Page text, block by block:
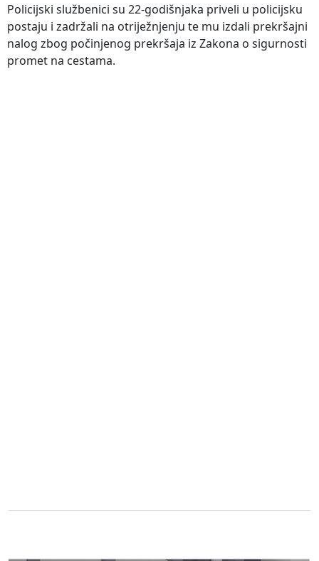
Policijski službenici su 22-godišnjaka priveli u policijsku
postaju i zadržali na otriježnjenju te mu izdali prekršajni
nalog zbog počinjenog prekršaja iz Zakona o sigurnosti
promet na cestama.